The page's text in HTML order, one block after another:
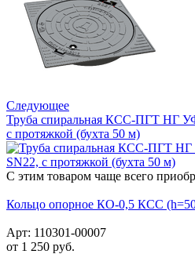
Следующее
Труба спиральная КСС-ПГТ НГ
с протяжкой (бухта 50 м)
С этим товаром чаще всего
Кольцо опорное КО-0,5 КСС
Арт: 110301-00007
от 1 250 руб.